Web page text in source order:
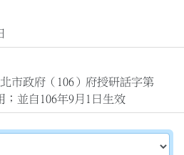
市政府（106）府授研話字第
；並自106年9月1日生效